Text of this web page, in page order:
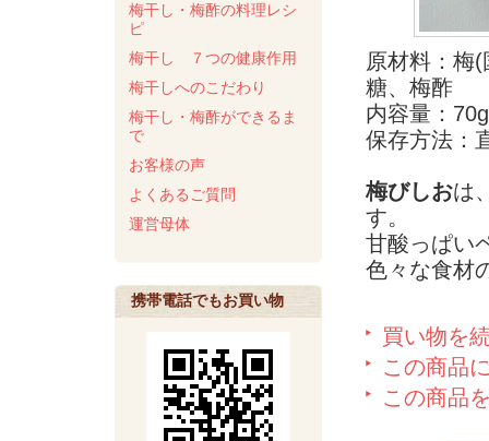
梅干し・梅酢の料理レシ
ピ
梅干し ７つの健康作用
梅干しへのこだわり
梅干し・梅酢ができるま
で
お客様の声
よくあるご質問
運営母体
携帯電話でもお買い物
原材料：梅
糖、梅酢
内容量：70g
保存方法：
梅びしおは
す。
甘酸っぱい
色々な食材
買い物を
この商品
この商品